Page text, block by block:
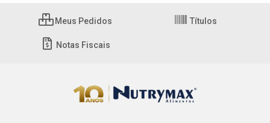
Meus Pedidos Títulos
Notas Fiscais